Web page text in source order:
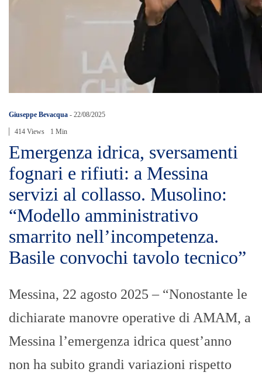
Giuseppe Bevacqua - 22/08/2025
414 Views 1 Min
Emergenza idrica, sversamenti
fognari e rifiuti: a Messina
servizi al collasso. Musolino:
“Modello amministrativo
smarrito nell’incompetenza.
Basile convochi tavolo tecnico”
Messina, 22 agosto 2025 – “Nonostante le
dichiarate manovre operative di AMAM, a
Messina l’emergenza idrica quest’anno
non ha subito grandi variazioni rispetto